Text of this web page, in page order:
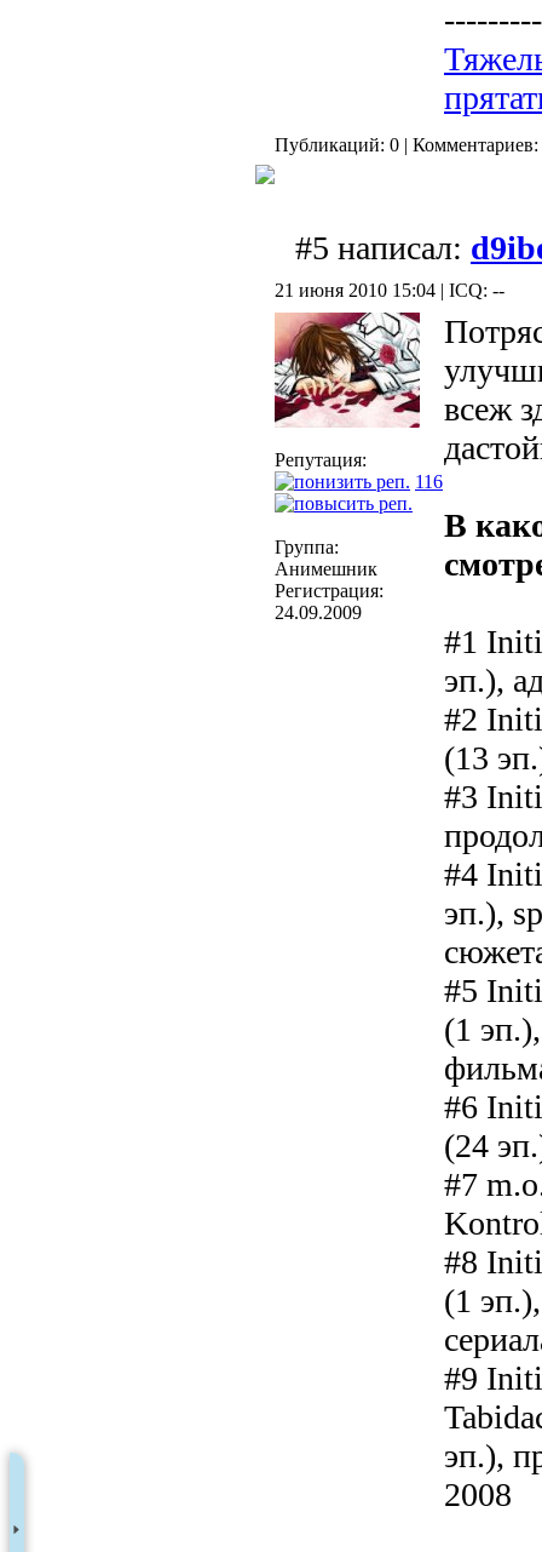
Публикаций: 0 | Комментариев:
#5 написал:
21 июня 2010 15:04 | ICQ: --
Репутация:
116
Группа:
Анимешник
Регистрация:
24.09.2009
всеж
В
#1
эп.),
#2
(13
#3
#4
эп.),
#5
(1
#6
(24
#7
#8
(1
#9
эп.),
2008